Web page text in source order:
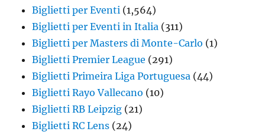
Biglietti per Eventi (1,564)
Biglietti per Eventi in Italia (311)
Biglietti per Masters di Monte-Carlo (1)
Biglietti Premier League (291)
Biglietti Primeira Liga Portuguesa (44)
Biglietti Rayo Vallecano (10)
Biglietti RB Leipzig (21)
Biglietti RC Lens (24)